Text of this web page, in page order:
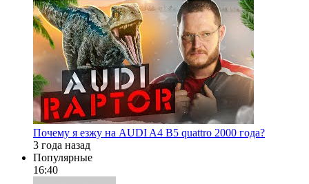
Почему я езжу на AUDI A4 B5 quattro 2000 года?
3 года назад
Популярные
16:40